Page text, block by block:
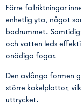
Färre fallriktningar
enhetlig yta, något
badrummet.
och vatten leds
onödiga fogar.
Den avlånga formen
större kakelplattor,
uttrycket.